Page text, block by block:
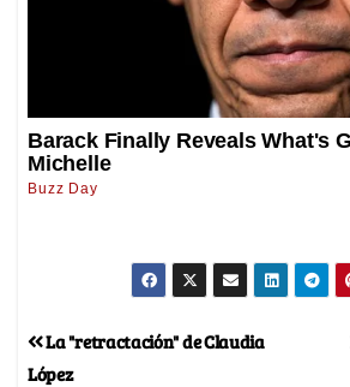
La "retractación" de Claudia
López